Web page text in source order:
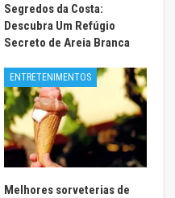
Segredos da Costa:
Descubra Um Refúgio
Secreto de Areia Branca
ENTRETENIMENTOS
Melhores sorveterias de